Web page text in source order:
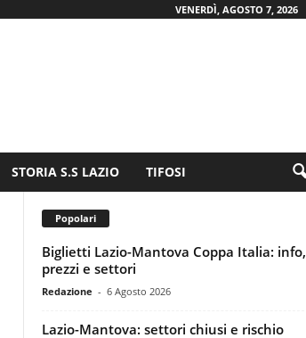
VENERDÌ, AGOSTO 7, 2026
STORIA S.S LAZIO TIFOSI
Popolari
Biglietti Lazio-Mantova Coppa Italia: info,
prezzi e settori
Redazione - 6 Agosto 2026
Lazio-Mantova: settori chiusi e rischio